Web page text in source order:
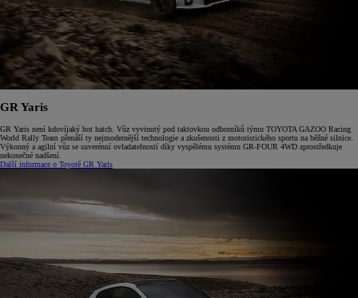
GR Yaris
GR Yaris není kdovíjaký hot hatch. Vůz vyvinutý pod taktovkou odborníků týmu TOYOTA GAZOO Racing
World Rally Team přenáší ty nejmodernější technologie a zkušenosti z motoristického sportu na běžné silnice.
Výkonný a agilní vůz se suverénní ovladatelností díky vyspělému systému GR-FOUR 4WD zprostředkuje
nekonečné nadšení.
Další informace o Toyotě GR Yaris